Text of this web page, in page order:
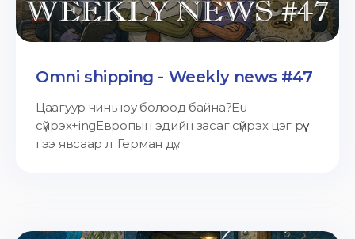
Omni shipping - Weekly news #47
Цаагуур чинь юу болоод байна?Eu
сүйрэх+ingЕвропын эдийн засаг сүйрэх цэг рүү
гээ явсаар л. Герман дү...